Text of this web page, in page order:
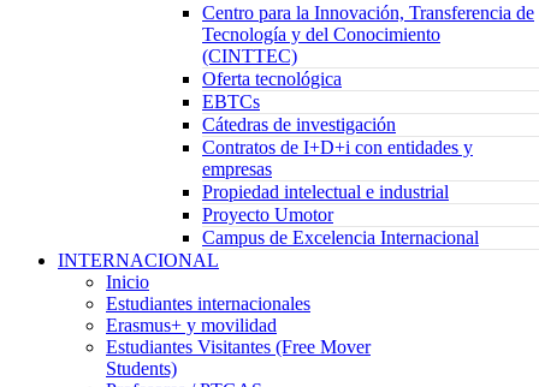
Centro para la Innovación, Transferencia de
Tecnología y del Conocimiento
(CINTTEC)
Oferta tecnológica
EBTCs
Cátedras de investigación
Contratos de I+D+i con entidades y
empresas
Propiedad intelectual e industrial
Proyecto Umotor
Campus de Excelencia Internacional
INTERNACIONAL
Inicio
Estudiantes internacionales
Erasmus+ y movilidad
Estudiantes Visitantes (Free Mover
Students)